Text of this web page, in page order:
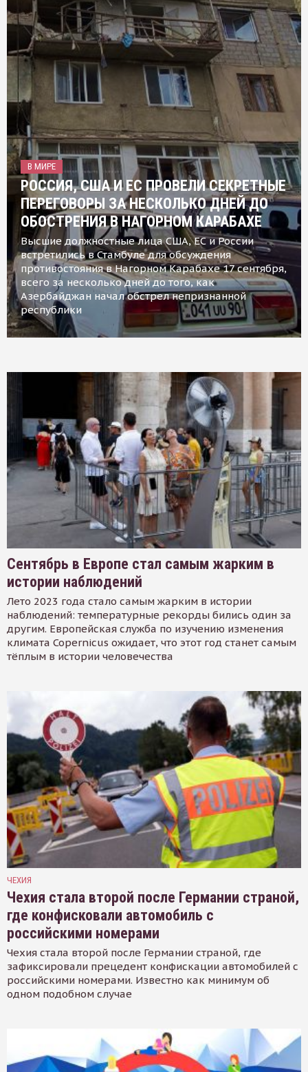
В МИРЕ
РОССИЯ, США И ЕС ПРОВЕЛИ СЕКРЕТНЫЕ
ПЕРЕГОВОРЫ ЗА НЕСКОЛЬКО ДНЕЙ ДО
ОБОСТРЕНИЯ В НАГОРНОМ КАРАБАХЕ
Высшие должностные лица США, ЕС и России
встретились в Стамбуле для обсуждения
противостояния в Нагорном Карабахе 17 сентября,
всего за несколько дней до того, как
Азербайджан начал обстрел непризнанной
республики
Сентябрь в Европе стал самым жарким в
истории наблюдений
Лето 2023 года стало самым жарким в истории
наблюдений: температурные рекорды бились один за
другим. Европейская служба по изучению изменения
климата Copernicus ожидает, что этот год станет самым
тёплым в истории человечества
ЧЕХИЯ
Чехия стала второй после Германии страной,
где конфисковали автомобиль с
российскими номерами
Чехия стала второй после Германии страной, где
зафиксировали прецедент конфискации автомобилей с
российскими номерами. Известно как минимум об
одном подобном случае